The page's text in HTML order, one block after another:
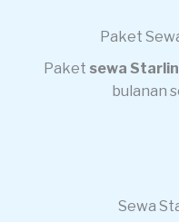
Paket
Paket sewa
bulanan
Sewa